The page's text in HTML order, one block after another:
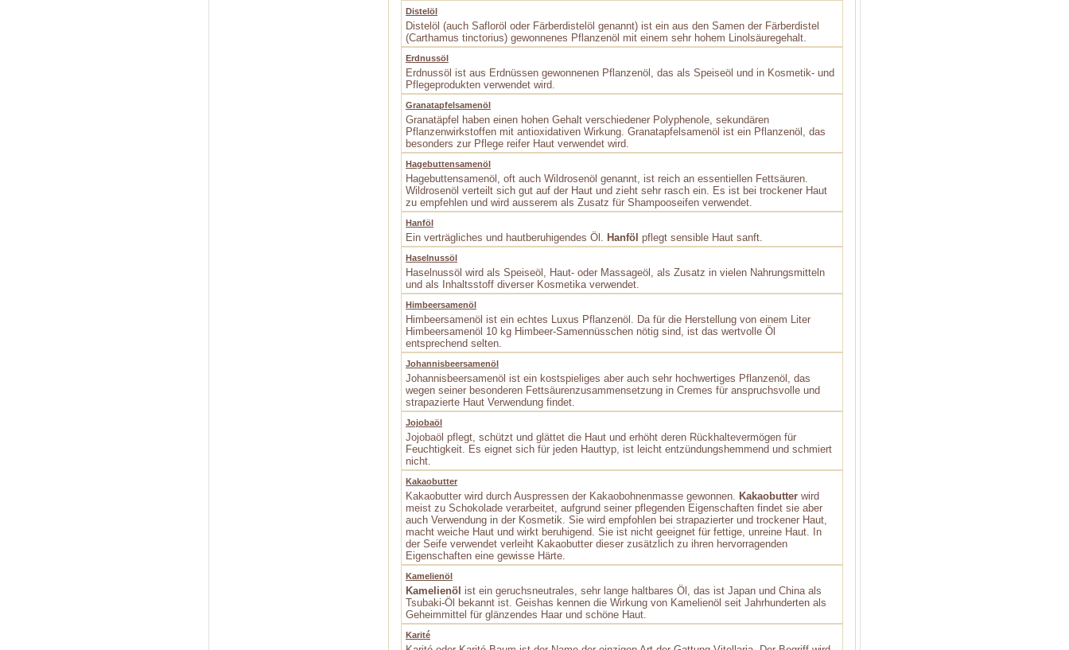
Distelöl
Distelöl (auch Safloröl oder Färberdistelöl genannt) ist ein aus den Samen der Färberdistel
(Carthamus tinctorius) gewonnenes Pflanzenöl mit einem sehr hohem Linolsäuregehalt.
Erdnussöl
Erdnussöl ist aus Erdnüssen gewonnenen Pflanzenöl, das als Speiseöl und in Kosmetik- und
Pflegeprodukten verwendet wird.
Granatapfelsamenöl
Granatäpfel haben einen hohen Gehalt verschiedener Polyphenole, sekundären
Pflanzenwirkstoffen mit antioxidativen Wirkung. Granatapfelsamenöl ist ein Pflanzenöl, das
besonders zur Pflege reifer Haut verwendet wird.
Hagebuttensamenöl
Hagebuttensamenöl, oft auch Wildrosenöl genannt, ist reich an essentiellen Fettsäuren.
Wildrosenöl verteilt sich gut auf der Haut und zieht sehr rasch ein. Es ist bei trockener Haut
zu empfehlen und wird ausserem als Zusatz für Shampooseifen verwendet.
Hanföl
Ein verträgliches und hautberuhigendes Öl. Hanföl pflegt sensible Haut sanft.
Haselnussöl
Haselnussöl wird als Speiseöl, Haut- oder Massageöl, als Zusatz in vielen Nahrungsmitteln
und als Inhaltsstoff diverser Kosmetika verwendet.
Himbeersamenöl
Himbeersamenöl ist ein echtes Luxus Pflanzenöl. Da für die Herstellung von einem Liter
Himbeersamenöl 10 kg Himbeer-Samennüsschen nötig sind, ist das wertvolle Öl
entsprechend selten.
Johannisbeersamenöl
Johannisbeersamenöl ist ein kostspieliges aber auch sehr hochwertiges Pflanzenöl, das
wegen seiner besonderen Fettsäurenzusammensetzung in Cremes für anspruchsvolle und
strapazierte Haut Verwendung findet.
Jojobaöl
Jojobaöl pflegt, schützt und glättet die Haut und erhöht deren Rückhaltevermögen für
Feuchtigkeit. Es eignet sich für jeden Hauttyp, ist leicht entzündungshemmend und schmiert
nicht.
Kakaobutter
Kakaobutter wird durch Auspressen der Kakaobohnenmasse gewonnen. Kakaobutter wird
meist zu Schokolade verarbeitet, aufgrund seiner pflegenden Eigenschaften findet sie aber
auch Verwendung in der Kosmetik. Sie wird empfohlen bei strapazierter und trockener Haut,
macht weiche Haut und wirkt beruhigend. Sie ist nicht geeignet für fettige, unreine Haut. In
der Seife verwendet verleiht Kakaobutter dieser zusätzlich zu ihren hervorragenden
Eigenschaften eine gewisse Härte.
Kamelienöl
Kamelienöl ist ein geruchsneutrales, sehr lange haltbares Öl, das ist Japan und China als
Tsubaki-Öl bekannt ist. Geishas kennen die Wirkung von Kamelienöl seit Jahrhunderten als
Geheimmittel für glänzendes Haar und schöne Haut.
Karité